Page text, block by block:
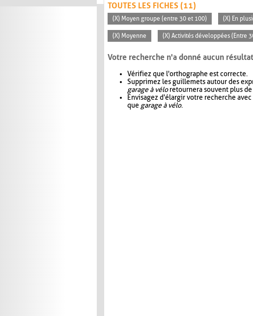
TOUTES LES FICHES (11)
(X) Moyen groupe (entre 30 et 100) (X) En
(X) Moyenne (X) Activités développées (Entre
Votre recherche n'a donné aucun résultat
Vérifiez que l'orthographe est correcte.
Supprimez les guillemets autour des
garage à véloretournera souvent plus
Envisagez d'élargir votre recherche avec
que garage à vélo.